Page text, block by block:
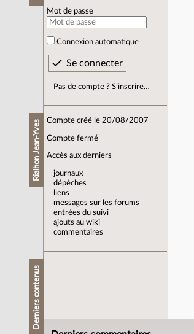
Mot de passe
Connexion automatique
Pas de compte ? S’inscrire…
Rialhon Jean-Yves Compte créé le 20/08/2007
Compte fermé
Accès aux derniers
journaux
dépêches
liens
messages sur les forums
entrées du suivi
ajouts au wiki
commentaires
Derniers contenus